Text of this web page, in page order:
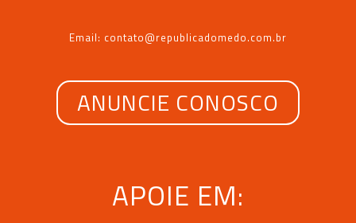
Email: contato@republicadomedo.com.br
ANUNCIE CONOSCO
APOIE EM: